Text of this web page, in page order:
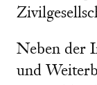
Neben der
und